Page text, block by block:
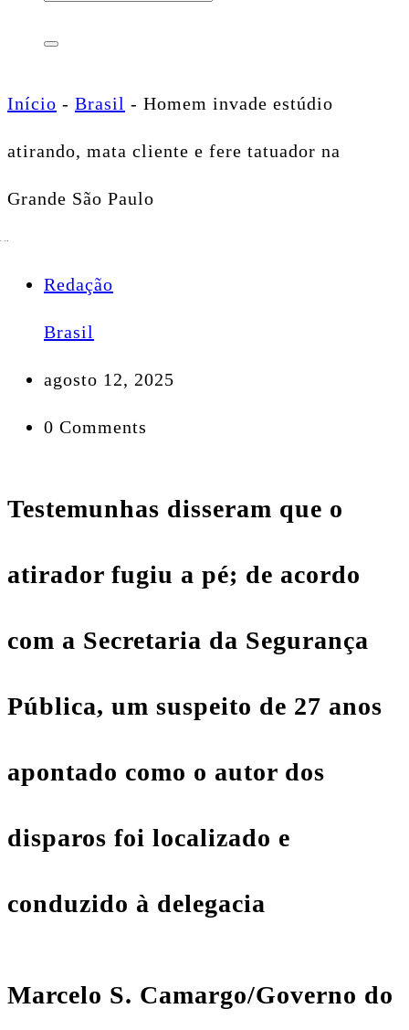
for:
Início - Brasil - Homem invade estúdio
atirando, mata cliente e fere tatuador na
Grande São Paulo
Redação
Brasil
agosto 12, 2025
0 Comments
Testemunhas disseram que o
atirador fugiu a pé; de acordo
com a Secretaria da Segurança
Pública, um suspeito de 27 anos
apontado como o autor dos
disparos foi localizado e
conduzido à delegacia
Marcelo S. Camargo/Governo do